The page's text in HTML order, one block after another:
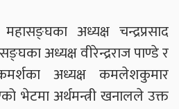
अध्यक्ष चन्द्रप्रसाद
अध्यक्ष वीरेन्द्रराज पाण्डे र
अध्यक्ष कमलेशकुमार
भेटमा अर्थमन्त्री खनालले उक्त